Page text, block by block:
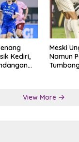
Kediri,
Meski
Namun
View More